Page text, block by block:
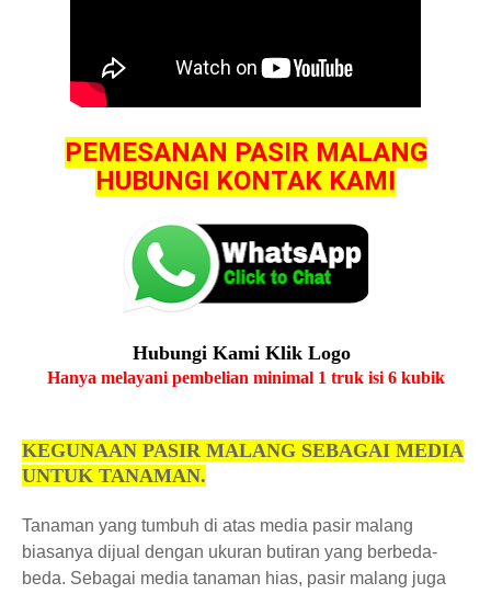
PEMESANAN PASIR MALANG
HUBUNGI KONTAK KAMI
Hubungi Kami Klik Logo
Hanya melayani pembelian minimal 1 truk isi 6 kubik
KEGUNAAN PASIR MALANG SEBAGAI MEDIA
UNTUK TANAMAN.
Tanaman yang tumbuh di atas media pasir malang
biasanya dijual dengan ukuran butiran yang berbeda-
beda. Sebagai media tanaman hias, pasir malang juga